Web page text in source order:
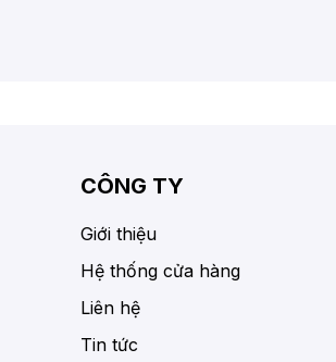
CÔNG TY
Giới thiệu
Hệ thống cửa hàng
Liên hệ
Tin tức